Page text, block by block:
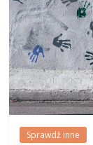
Sprawdź inne